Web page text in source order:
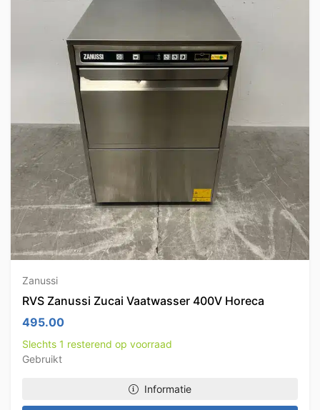
Zanussi
RVS Zanussi Zucai Vaatwasser 400V Horeca
495.00
Slechts 1 resterend op voorraad
Gebruikt
Informatie